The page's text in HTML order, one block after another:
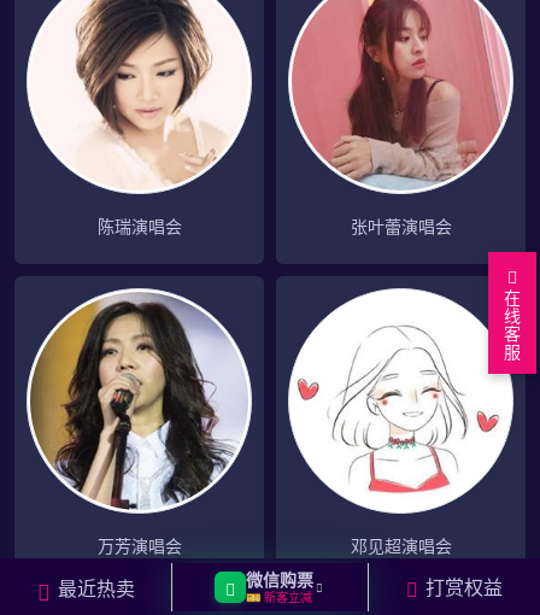
陈瑞演唱会 张叶蕾演唱会
万芳演唱会 邓见超演唱会
在
线
客
服
最近热卖 微信购票
🎫 新客立减 打赏权益